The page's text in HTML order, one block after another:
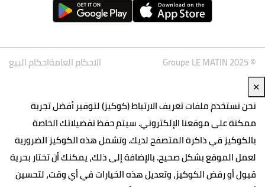
© Groupe LE MATIN 2025 الاحكام العامةاحكام البيع
✕
نحن نستخدم ملفات تعريف الارتباط (كوكيز) لتوفير أفضل تجربة
ممكنة على موقعنا الإلكتروني. سيتم حفظ تفضيلاتك الخاصة
بالكوكيز في ذاكرة المتصفح لديك. وتشمل هذه الكوكيز الضرورية
لعمل الموقع بشكل صحيح. بالإضافة إلى ذلك، يمكنك أن تختار بحرية
قبول أو رفض الكوكيز، وتعديل هذه الخيارات في أي وقت، لتحسين